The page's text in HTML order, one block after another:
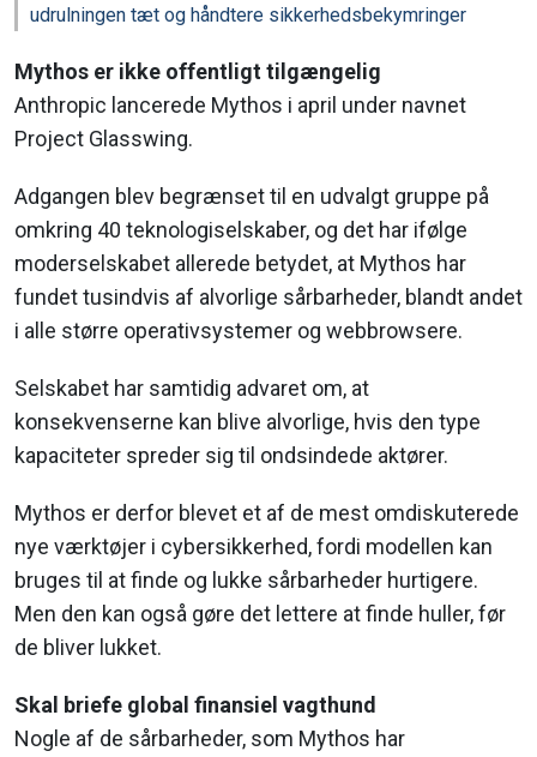
udrulningen tæt og håndtere sikkerhedsbekymringer
Mythos er ikke offentligt tilgængelig
Anthropic lancerede Mythos i april under navnet
Project Glasswing.
Adgangen blev begrænset til en udvalgt gruppe på
omkring 40 teknologiselskaber, og det har ifølge
moderselskabet allerede betydet, at Mythos har
fundet tusindvis af alvorlige sårbarheder, blandt andet
i alle større operativsystemer og webbrowsere.
Selskabet har samtidig advaret om, at
konsekvenserne kan blive alvorlige, hvis den type
kapaciteter spreder sig til ondsindede aktører.
Mythos er derfor blevet et af de mest omdiskuterede
nye værktøjer i cybersikkerhed, fordi modellen kan
bruges til at finde og lukke sårbarheder hurtigere.
Men den kan også gøre det lettere at finde huller, før
de bliver lukket.
Skal briefe global finansiel vagthund
Nogle af de sårbarheder, som Mythos har